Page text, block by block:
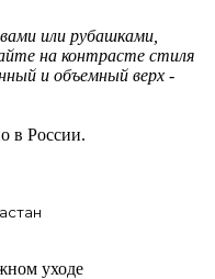
или рубашками,
на контрасте стиля
и объемный верх -
в России.
уходе